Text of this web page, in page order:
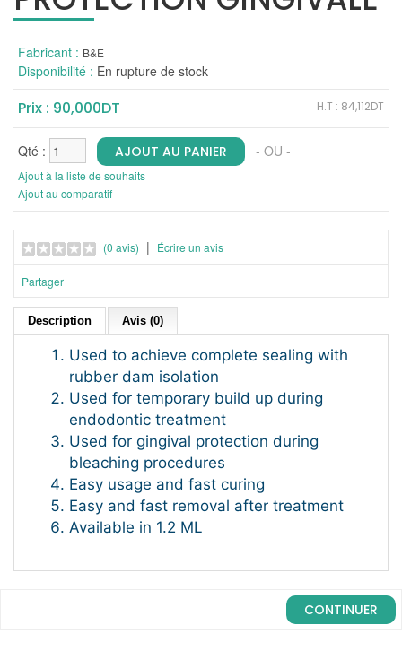
Fabricant : B&E
Disponibilité : En rupture de stock
Prix : 90,000DT H.T : 84,112DT
Qté : - OU -
Ajout à la liste de souhaits
Ajout au comparatif
(0 avis) | Écrire un avis
Partager
Description Avis (0)
Used to achieve complete sealing with
rubber dam isolation
Used for temporary build up during
endodontic treatment
Used for gingival protection during
bleaching procedures
Easy usage and fast curing
Easy and fast removal after treatment
Available in 1.2 ML
CONTINUER